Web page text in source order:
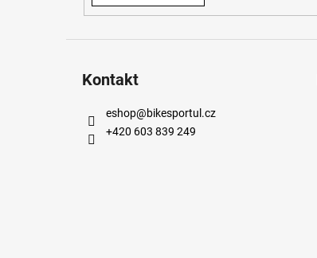
Kontakt
eshop@bikesportul.cz
+420 603 839 249